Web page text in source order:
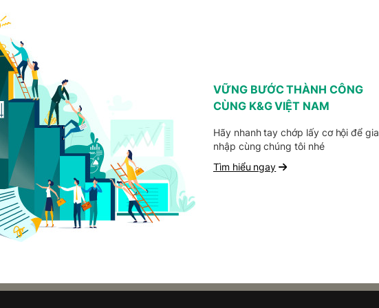
Phát triển sự nghiệp của bạn tại K&G Việt Nam
VỮNG BƯỚC THÀNH CÔNG
CÙNG K&G VIỆT NAM
Hãy nhanh tay chớp lấy cơ hội để gia
nhập cùng chúng tôi nhé
Tìm hiểu ngay